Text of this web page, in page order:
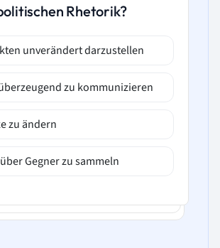
Rhetorik?
unverändert darzustellen
zu kommunizieren
zu ändern
Gegner zu sammeln